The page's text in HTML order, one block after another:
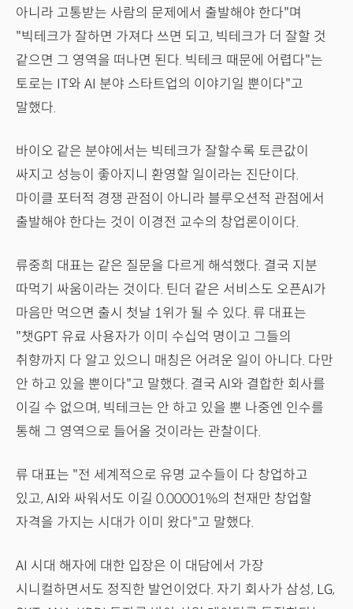
아니라 고통받는 사람의 문제에서 출발해야 한다"며
"빅테크가 잘하면 가져다 쓰면 되고, 빅테크가 더 잘할 것
같으면 그 영역을 떠나면 된다. 빅테크 때문에 어렵다"는
토로는 IT와 AI 분야 스타트업의 이야기일 뿐이다"고
말했다.
바이오 같은 분야에서는 빅테크가 잘할수록 토큰값이
싸지고 성능이 좋아지니 환영할 일이라는 진단이다.
마이클 포터적 경쟁 관점이 아니라 블루오션적 관점에서
출발해야 한다는 것이 이경전 교수의 창업론이이다.
류중희 대표는 같은 질문을 다르게 해석했다. 결국 지분
따먹기 싸움이라는 것이다. 틴더 같은 서비스도 오픈AI가
마음만 먹으면 출시 첫날 1위가 될 수 있다. 류 대표는
"챗GPT 유료 사용자가 이미 수십억 명이고 그들의
취향까지 다 알고 있으니 매칭은 어려운 일이 아니다. 다만
안 하고 있을 뿐이다"고 말했다. 결국 AI와 결합한 회사를
이길 수 없으며, 빅테크는 안 하고 있을 뿐 나중엔 인수를
통해 그 영역으로 들어올 것이라는 관찰이다.
류 대표는 "전 세계적으로 유명 교수들이 다 창업하고
있고, AI와 싸워서도 이길 0.00001%의 천재만 창업할
자격을 가지는 시대가 이미 왔다"고 말했다.
AI 시대 해자에 대한 입장은 이 대담에서 가장
시니컬하면서도 정직한 발언이었다. 자기 회사가 삼성, LG,